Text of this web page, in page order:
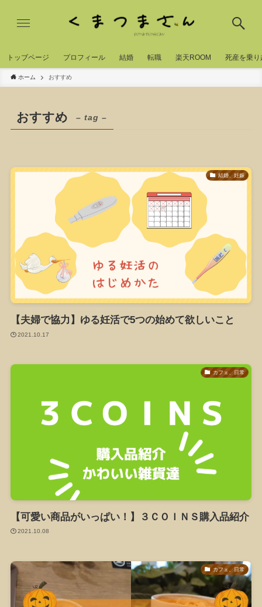
トッブページ プロフィール 結婚 転職 楽天ROOM 死産を乗り
ホーム おすすめ
おすすめ – tag –
結婚、妊娠
【夫婦で協力】ゆる妊活で5つの始めて欲しいこと
2021.10.17
カフェ、日常
【可愛い商品がいっぱい！】３ＣＯＩＮＳ購入品紹介
2021.10.08
カフェ、日常